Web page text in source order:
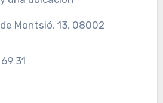
Montsió, 13, 08002
31